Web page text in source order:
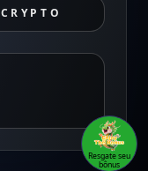
CRYPTO
Resgate seu
bônus